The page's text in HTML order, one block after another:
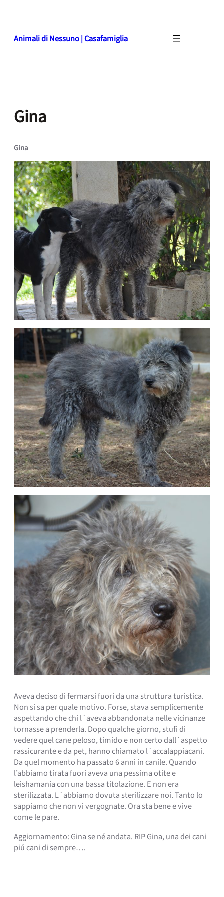
Animali di Nessuno | Casafamiglia
Gina
Gina
Aveva deciso di fermarsi fuori da una struttura turistica.
Non si sa per quale motivo. Forse, stava semplicemente
aspettando che chi l´aveva abbandonata nelle vicinanze
tornasse a prenderla. Dopo qualche giorno, stufi di
vedere quel cane peloso, timido e non certo dall´aspetto
rassicurante e da pet, hanno chiamato l´accalappiacani.
Da quel momento ha passato 6 anni in canile. Quando
l’abbiamo tirata fuori aveva una pessima otite e
leishamania con una bassa titolazione. E non era
sterilizzata. L´abbiamo dovuta sterilizzare noi. Tanto lo
sappiamo che non vi vergognate. Ora sta bene e vive
come le pare.
Aggiornamento: Gina se né andata. RIP Gina, una dei cani
piú cani di sempre….